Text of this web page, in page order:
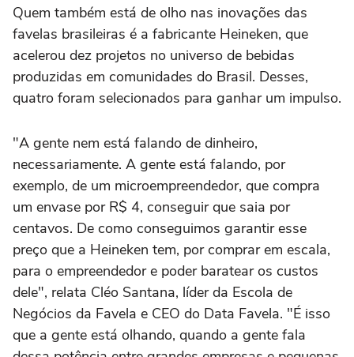
Quem também está de olho nas inovações das
favelas brasileiras é a fabricante Heineken, que
acelerou dez projetos no universo de bebidas
produzidas em comunidades do Brasil. Desses,
quatro foram selecionados para ganhar um impulso.
"A gente nem está falando de dinheiro,
necessariamente. A gente está falando, por
exemplo, de um microempreendedor, que compra
um envase por R$ 4, conseguir que saia por
centavos. De como conseguimos garantir esse
preço que a Heineken tem, por comprar em escala,
para o empreendedor e poder baratear os custos
dele", relata Cléo Santana, líder da Escola de
Negócios da Favela e CEO do Data Favela. "É isso
que a gente está olhando, quando a gente fala